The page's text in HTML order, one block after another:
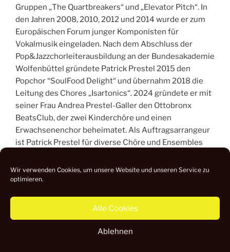
Wir verwenden Cookies, um unsere Website und unseren Service zu
optimieren.
Alle Cookies
Ablehnen
Gruppen „The Quartbreakers“ und „Elevator Pitch“. In
den Jahren 2008, 2010, 2012 und 2014 wurde er zum
Europäischen Forum junger Komponisten für
Vokalmusik eingeladen. Nach dem Abschluss der
Pop&Jazzchorleiterausbildung an der Bundesakademie
Wolfenbüttel gründete Patrick Prestel 2015 den
Popchor “SoulFood Delight“ und übernahm 2018 die
Leitung des Chores „Isartonics“. 2024 gründete er mit
seiner Frau Andrea Prestel-Galler den Ottobronx
BeatsClub, der zwei Kinderchöre und einen
Erwachsenenchor beheimatet. Als Auftragsarrangeur
ist Patrick Prestel für diverse Chöre und Ensembles
Helbling und Schott verlegt. Zudem hält er Workshops
für Chöre und an